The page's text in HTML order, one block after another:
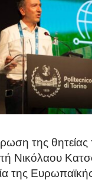
της θητείας
Νικόλαου
της Ευρωπαϊκής